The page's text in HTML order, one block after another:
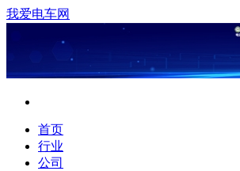
我爱电车网
首页
行业
公司